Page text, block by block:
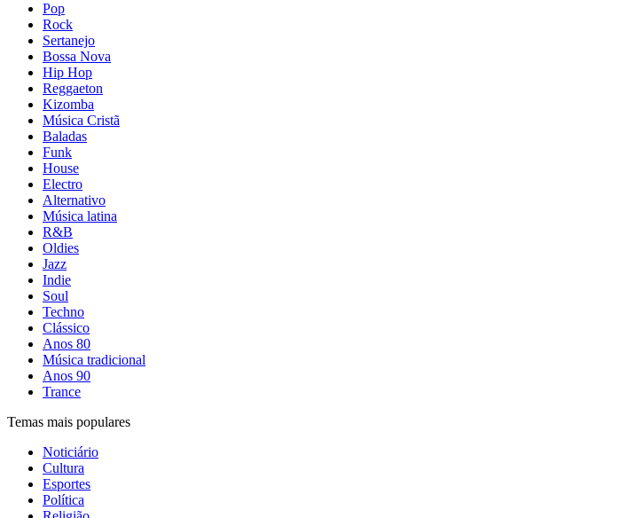
Pop
Rock
Sertanejo
Bossa Nova
Hip Hop
Reggaeton
Kizomba
Música Cristã
Baladas
Funk
House
Electro
Alternativo
Música latina
R&B
Oldies
Jazz
Indie
Soul
Techno
Clássico
Anos 80
Música tradicional
Anos 90
Trance
Temas mais populares
Noticiário
Cultura
Esportes
Política